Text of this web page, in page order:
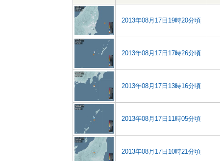
2013年08月17日19時20分頃
2013年08月17日17時26分頃
2013年08月17日13時16分頃
2013年08月17日11時05分頃
2013年08月17日10時21分頃